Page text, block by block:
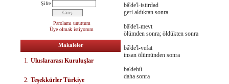
Şifre
Parolamı unuttum
Üye olmak istiyorum
Makaleler
1. Uluslararası Kuruluşlar
2. Teşekkürler Türkiye
bâ'de'l-istirdad
geri aldıktan sonra
bâ'de'l-mevt
ölümden sonra; öldükten sonra
bâ'de'l-vefat
insan ölümünden sonra
ba'dehû
daha sonra